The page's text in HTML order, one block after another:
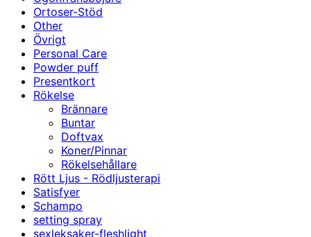
Ortoser-Stöd
Other
Övrigt
Personal Care
Powder puff
Presentkort
Rökelse
Brännare
Buntar
Doftvax
Koner/Pinnar
Rökelsehållare
Rött Ljus - Rödljusterapi
Satisfyer
Schampo
setting spray
sexleksaker-fleshlight